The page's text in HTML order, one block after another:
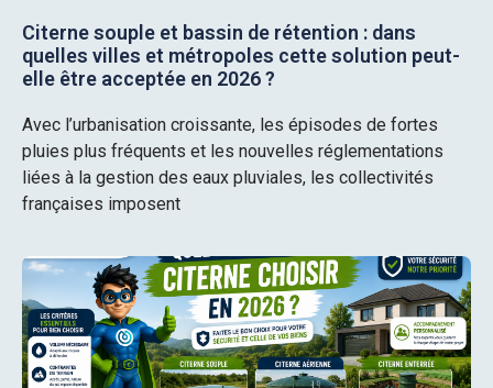
Citerne souple et bassin de rétention : dans
quelles villes et métropoles cette solution peut-
elle être acceptée en 2026 ?
Avec l’urbanisation croissante, les épisodes de fortes
pluies plus fréquents et les nouvelles réglementations
liées à la gestion des eaux pluviales, les collectivités
françaises imposent